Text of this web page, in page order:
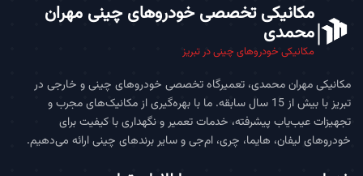
مکانیکی تخصصی خودروهای چینی مهران
محمدی
مکانیکی خودروهای چینی در تبریز
مکانیکی مهران محمدی، تعمیرگاه تخصصی خودروهای چینی و خارجی در
تبریز با بیش از 15 سال سابقه. ما با بهره‌گیری از مکانیک‌های مجرب و
تجهیزات عیب‌یاب پیشرفته، خدمات تعمیر و نگهداری با کیفیت برای
خودروهای لیفان، هایما، چری، ام‌جی و سایر برندهای چینی ارائه می‌دهیم.